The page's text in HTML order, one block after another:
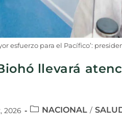
esfuerzo para el Pacífico’:
llevará
2026 NACIONAL /